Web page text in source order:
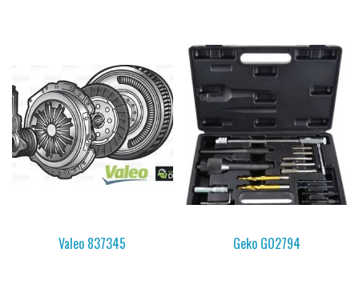
Valeo 837345 Geko G02794